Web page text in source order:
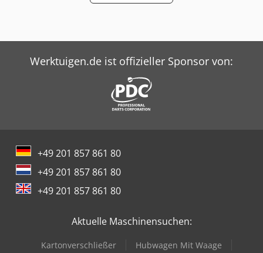
Werktuigen.de ist offizieller Sponsor von:
+49 201 857 861 80
+49 201 857 861 80
+49 201 857 861 80
Aktuelle Maschinensuchen:
Kartonverschließer
Hubwagen Mit Waage